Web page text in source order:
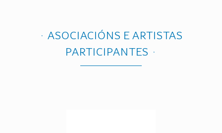
ASOCIACIÓNS E ARTISTAS
PARTICIPANTES